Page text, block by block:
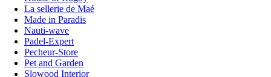
La sellerie de Maé
Made in Paradis
Nauti-wave
Padel-Expert
Pecheur-Store
Pet and Garden
Slowood Interior